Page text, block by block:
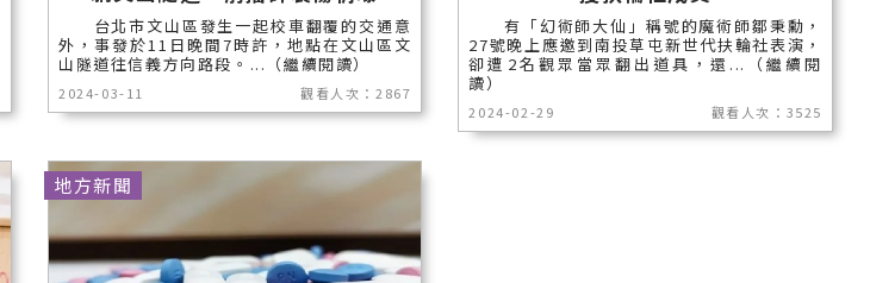
雲林縣
台東市
台北市文山區發生一起校車翻覆的交通意
外，事發於11日晚間7時許，地點在文山區文
山隧道往信義方向路段。...（繼續閱讀）
2024-03-11 觀看人次：2867
有「幻術師大仙」稱號的魔術師鄒秉勳，
27號晚上應邀到南投草屯新世代扶輪社表演，
卻遭2名觀眾當眾翻出道具，還...（繼續閱
讀）
2024-02-29 觀看人次：3525
地方新聞